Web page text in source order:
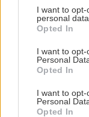
not limited to
grant or deny
use your data for
consent section.
I want to
personal data.
Opted In
I want to
Personal
Opted In
I want to
Personal
Opted In
Varmt
HAMPUS ZAKRISSON
LÄS NÄSTA